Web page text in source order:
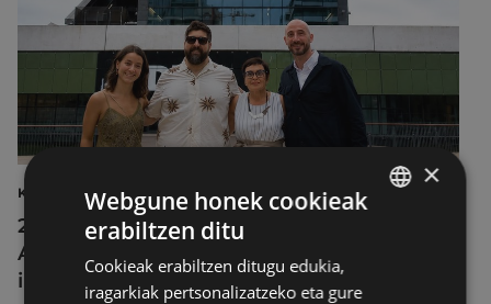
KULTURA
2026ko Delta Cultura Saria jaso du
Armagintzaren Museoak, izandako
ibilbideagatik
×
Webgune honek cookieak
erabiltzen ditu
Cookieak erabiltzen ditugu edukia,
iragarkiak pertsonalizatzeko eta gure